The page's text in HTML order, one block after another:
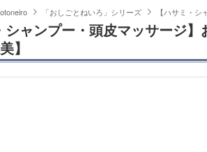
「おしごとねいろ」シリーズ 【ハサミ・
シャンプー・頭皮マッサージ
】